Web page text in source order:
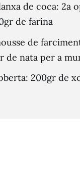
de coca: 2a
de farina
de
de nata per a
200gr de